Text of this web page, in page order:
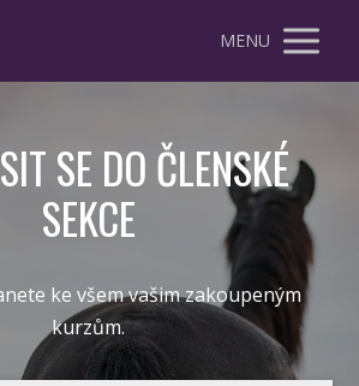
MENU
SE DO ČLENSKÉ
SEKCE
ke všem vašim zakoupeným
kurzům.